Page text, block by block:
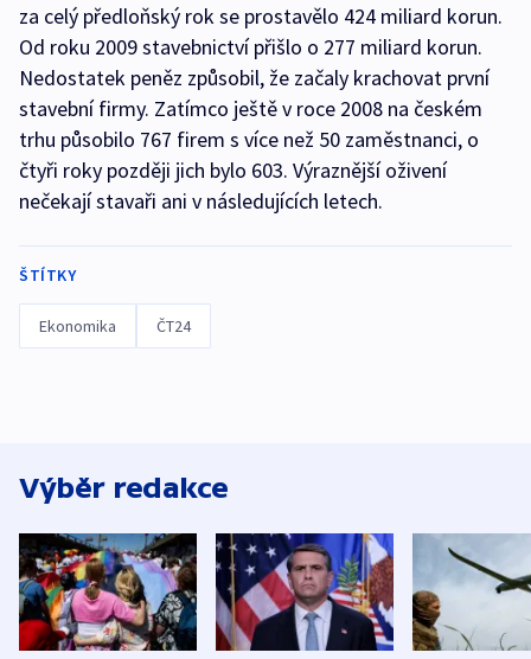
za celý předloňský rok se prostavělo 424 miliard korun.
Od roku 2009 stavebnictví přišlo o 277 miliard korun.
Nedostatek peněz způsobil, že začaly krachovat první
stavební firmy. Zatímco ještě v roce 2008 na českém
trhu působilo 767 firem s více než 50 zaměstnanci, o
čtyři roky později jich bylo 603. Výraznější oživení
nečekají stavaři ani v následujících letech.
ŠTÍTKY
Ekonomika ČT24
Výběr redakce